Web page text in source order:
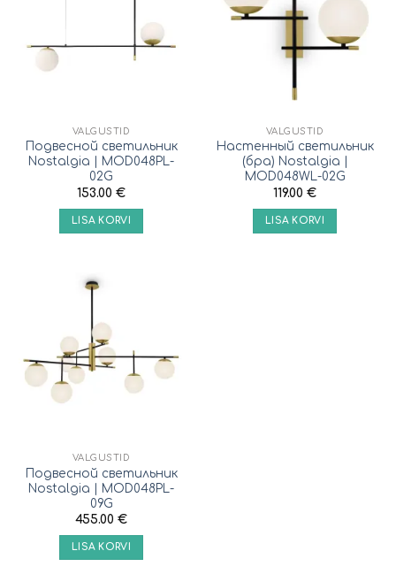
VALGUSTID
Подвесной светильник
Nostalgia | MOD048PL-
02G
153.00 €
LISA KORVI
VALGUSTID
Настенный светильник
(бра) Nostalgia |
MOD048WL-02G
119.00 €
LISA KORVI
VALGUSTID
Подвесной светильник
Nostalgia | MOD048PL-
09G
455.00 €
LISA KORVI